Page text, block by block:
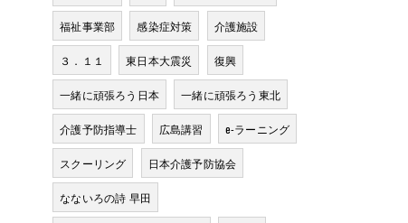
福祉事業部 感染症対策 介護施設
３．１１ 東日本大震災 復興
一緒に頑張ろう日本 一緒に頑張ろう東北
介護予防指導士 広島講習 e-ラーニング
スクーリング 日本介護予防協会
なないろの詩 早田